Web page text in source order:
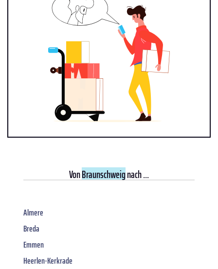
VonBraunschweignach ...
Almere
Breda
Emmen
Heerlen-Kerkrade